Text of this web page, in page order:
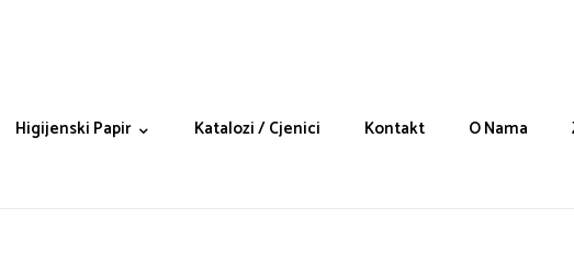
Higijenski Papir Katalozi / Cjenici Kontakt O Nama